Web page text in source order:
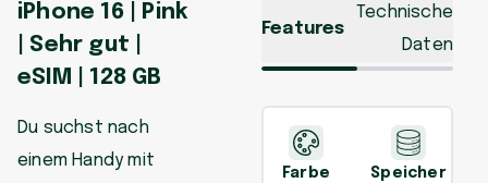
iPhone 16 | Pink
| Sehr gut |
eSIM | 128 GB
Du suchst nach
einem Handy mit
Features
Technische
Daten
Farbe
Speicher